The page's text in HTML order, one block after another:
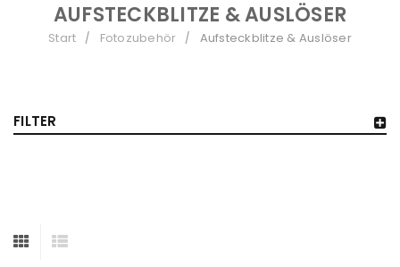
AUFSTECKBLITZE & AUSLÖSER
Start / Fotozubehör / Aufsteckblitze & Auslöser
FILTER